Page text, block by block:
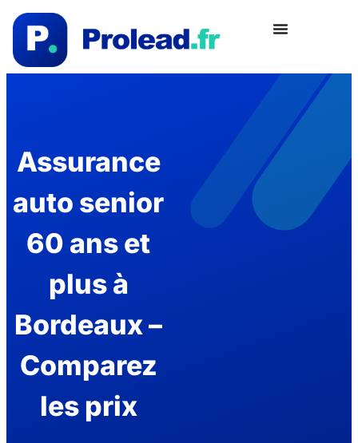
Assurance
auto senior
60 ans et
plus à
Bordeaux –
Comparez
les prix